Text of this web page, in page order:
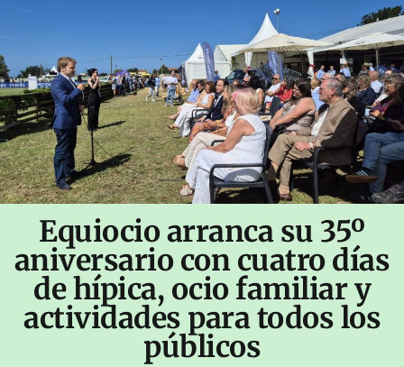
Equiocio arranca su 35º
aniversario con cuatro días
de hípica, ocio familiar y
actividades para todos los
públicos